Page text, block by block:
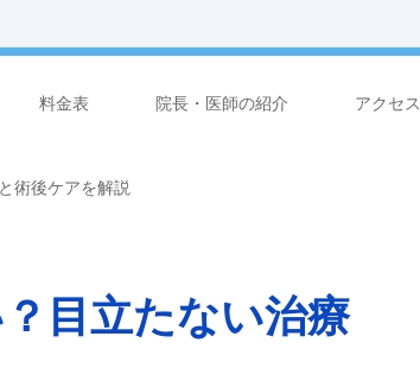
料金表 院長・医師の紹介 アクセス
術後ケアを解説
目立たない治療